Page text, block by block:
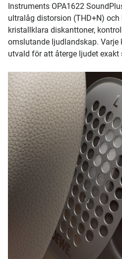
Instruments OPA1622
ultralåg distorsion (THD+N)
kristallklara diskanttoner,
omslutande ljudlandskap. Varje
utvald för att återge ljudet exakt